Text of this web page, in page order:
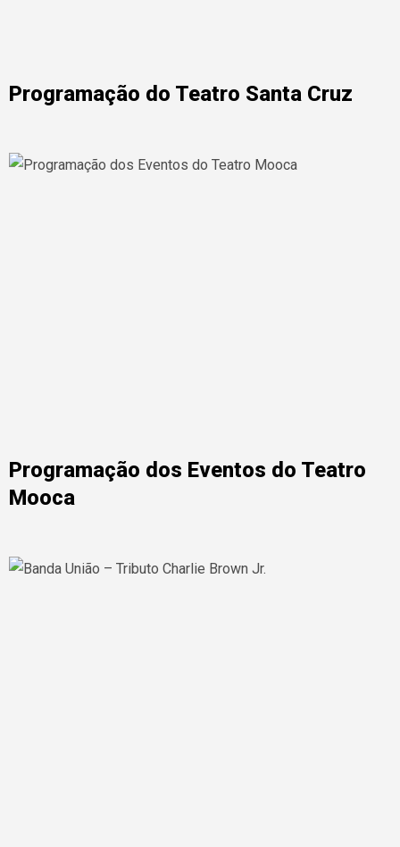
Programação do Teatro Santa Cruz
Programação dos Eventos do Teatro
Mooca